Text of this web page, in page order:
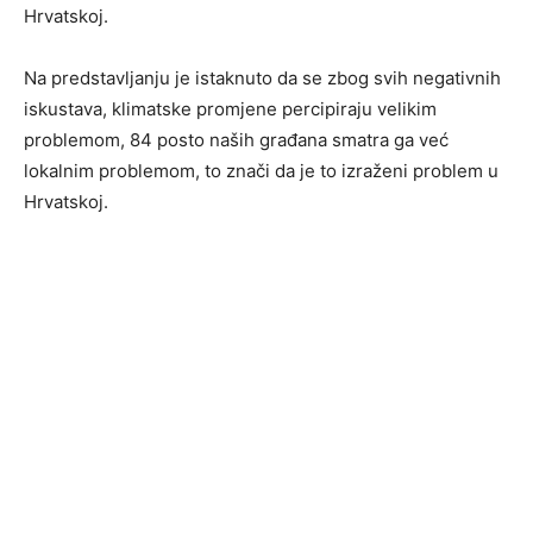
Hrvatskoj.
Na predstavljanju je istaknuto da se zbog svih negativnih
iskustava, klimatske promjene percipiraju velikim
problemom, 84 posto naših građana smatra ga već
lokalnim problemom, to znači da je to izraženi problem u
Hrvatskoj.